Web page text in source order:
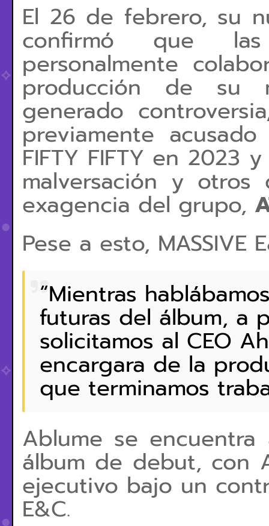
El 26 de febrero, su
confirmó que las
personalmente
producción de su
generado
previamente
FIFTY FIFTY en 2023
malversación y
exagencia del grupo,
Pese a esto, MASSIVE
“Mientras
futuras del álbum, a
solicitamos al CEO
encargara de la
que terminamos
Ablume se
álbum de debut, con
ejecutivo bajo un
E&C.